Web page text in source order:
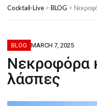
Cocktail-Live > BLOG >
BLOG MARCH 7, 2025
Νεκροφόρα
λάσπες